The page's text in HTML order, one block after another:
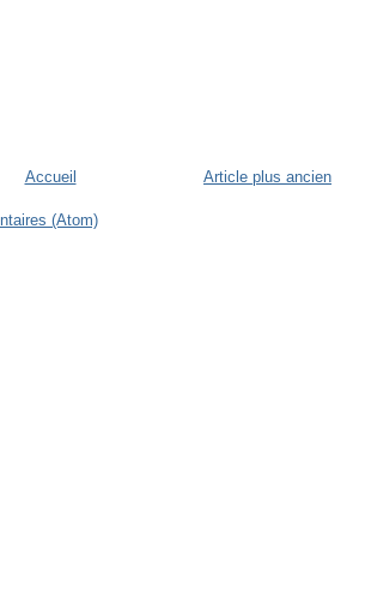
Article plus ancien
Accueil
(Atom)